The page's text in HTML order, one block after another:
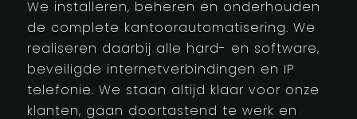
We installeren, beheren en onderhouden
de complete kantoorautomatisering. We
realiseren daarbij alle hard- en software,
beveiligde internetverbindingen en IP
telefonie. We staan altijd klaar voor onze
klanten, gaan doortastend te werk en